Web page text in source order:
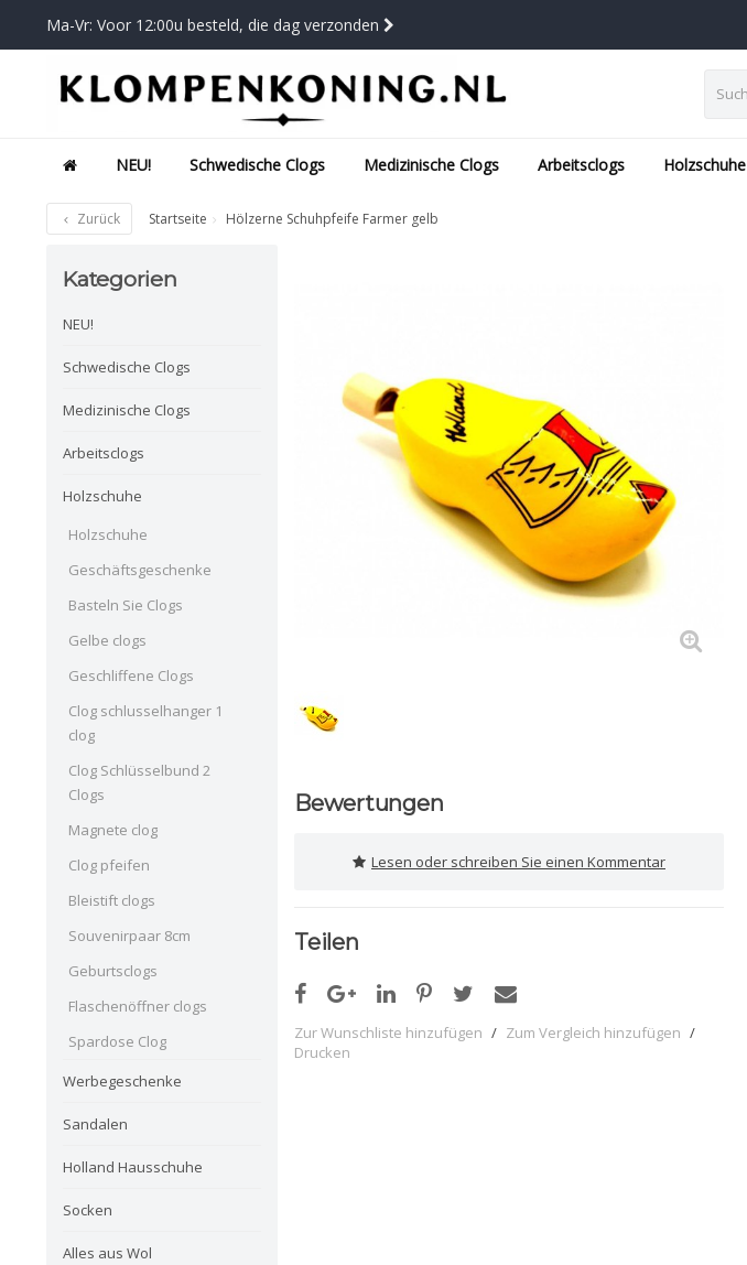
Ma-Vr: Voor 12:00u besteld, die dag verzonden
NEU! Schwedische Clogs Medizinische Clogs Arbeitsclogs Holzschuhe
Zurück Startseite Hölzerne Schuhpfeife Farmer gelb
Kategorien
NEU!
Schwedische Clogs
Medizinische Clogs
Arbeitsclogs
Holzschuhe
Holzschuhe
Geschäftsgeschenke
Basteln Sie Clogs
Gelbe clogs
Geschliffene Clogs
Clog schlusselhanger 1
clog
Clog Schlüsselbund 2
Clogs
Magnete clog
Clog pfeifen
Bleistift clogs
Souvenirpaar 8cm
Geburtsclogs
Flaschenöffner clogs
Spardose Clog
Werbegeschenke
Sandalen
Holland Hausschuhe
Socken
Alles aus Wol
Bewertungen
Lesen oder schreiben Sie einen Kommentar
Teilen
Zur Wunschliste hinzufügen / Zum Vergleich hinzufügen /
Drucken